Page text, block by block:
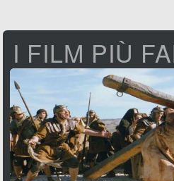
I FILM PIÙ